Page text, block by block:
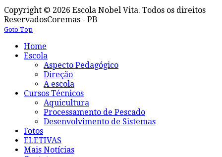
Copyright © 2026 Escola Nobel Vita. Todos os direitos
ReservadosCoremas - PB
Goto Top
Home
Escola
Aspecto Pedagógico
Direção
A escola
Cursos Técnicos
Aquicultura
Processamento de Pescado
Desenvolvimento de Sistemas
Fotos
ELETIVAS
Mais Notícias